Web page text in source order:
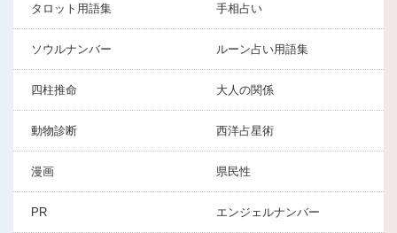
タロット用語集 手相占い
ソウルナンバー ルーン占い用語集
四柱推命 大人の関係
動物診断 西洋占星術
漫画 県民性
PR エンジェルナンバー